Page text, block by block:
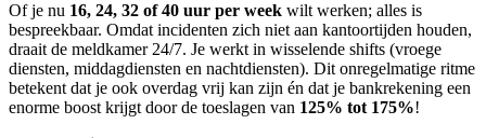
Of je nu 16, 24, 32 of 40 uur per week wilt werken; alles is
bespreekbaar. Omdat incidenten zich niet aan kantoortijden houden,
draait de meldkamer 24/7. Je werkt in wisselende shifts (vroege
diensten, middagdiensten en nachtdiensten). Dit onregelmatige ritme
betekent dat je ook overdag vrij kan zijn én dat je bankrekening een
enorme boost krijgt door de toeslagen van 125% tot 175%!